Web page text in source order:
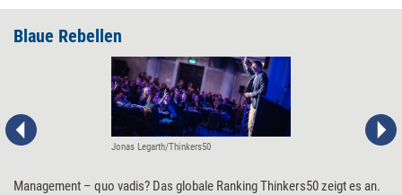
Blaue Rebellen
Jonas Legarth/Thinkers50
Management – quo vadis? Das globale Ranking Thinkers50 zeigt es an.